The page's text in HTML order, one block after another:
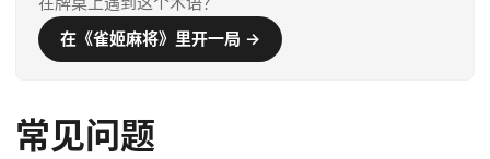
在《雀姬麻将》里开一局 →
常见问题